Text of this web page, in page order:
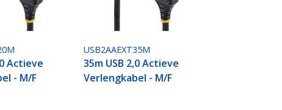
Actieve
- M/F
USB2AAEXT35M
35m USB 2,0 Actieve
Verlengkabel - M/F